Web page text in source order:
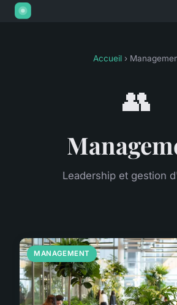
Accueil ›
👥
Leadership et gestion
MANAGEMENT